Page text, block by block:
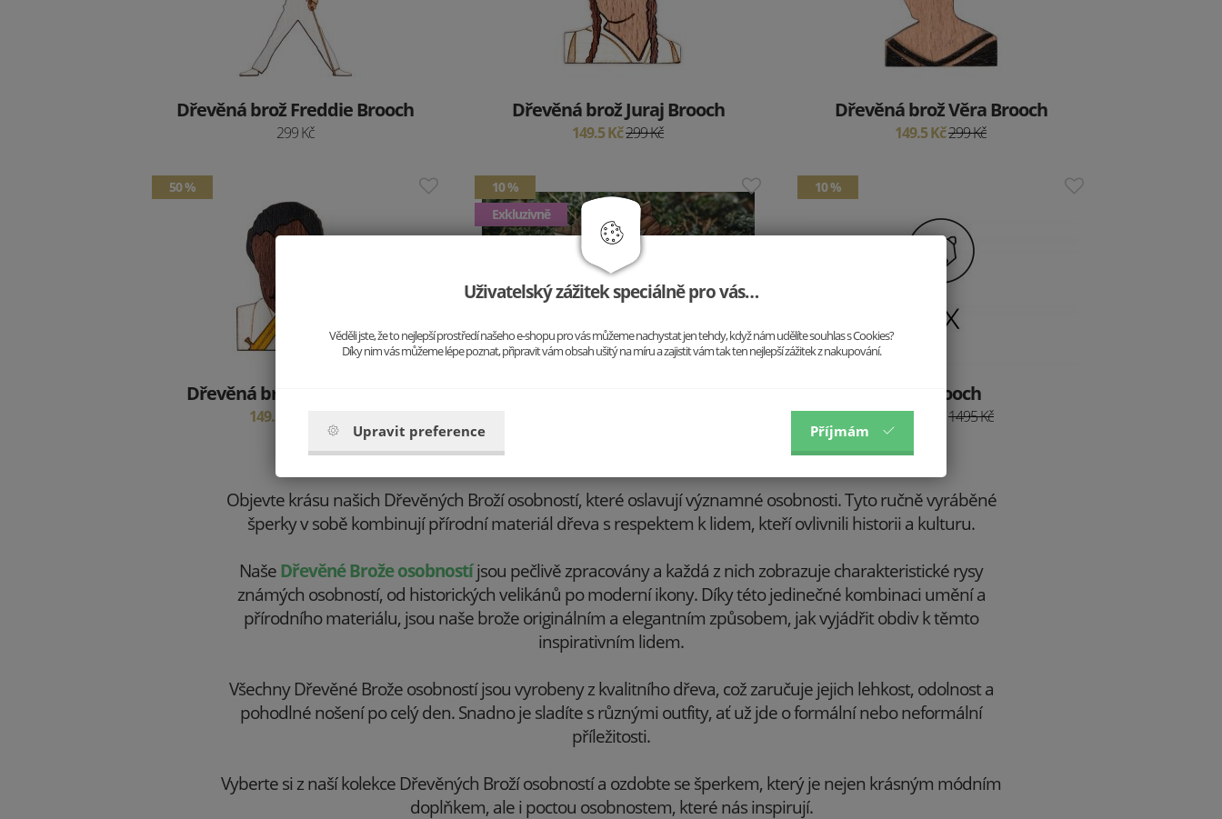
Dřevěná brož Freddie Brooch
299 Kč
Dřevěná brož Juraj Brooch
149.5 Kč299 Kč
Dřevěná brož Věra Brooch
149.5 Kč299 Kč
50 %
Dřevěná brož Louis Brooch
149.5 Kč
10 %
Exkluzivně
10 %
5x Brooch
1345.5 Kč 1495 Kč
Objevte krásu našich Dřevěných Broží osobností, které oslavují významné osobnosti. Tyto ručně vyráběné
šperky v sobě kombinují přírodní materiál dřeva s respektem k lidem, kteří ovlivnili historii a kulturu.
Naše Dřevěné Brože osobnostíjsou pečlivě zpracovány a každá z nich zobrazuje charakteristické rysy
známých osobností, od historických velikánů po moderní ikony. Díky této jedinečné kombinaci umění a
přírodního materiálu, jsou naše brože originálním a elegantním způsobem, jak vyjádřit obdiv k těmto
inspirativním lidem.
Všechny Dřevěné Brože osobností jsou vyrobeny z kvalitního dřeva, což zaručuje jejich lehkost, odolnost a
pohodlné nošení po celý den. Snadno je sladíte s různými outfity, ať už jde o formální nebo neformální
příležitosti.
Vyberte si z naší kolekce Dřevěných Broží osobností a ozdobte se šperkem, který je nejen krásným módním
doplňkem, ale i poctou osobnostem, které nás inspirují.
Uživatelský zážitek speciálně pro vás…
Věděli jste, že to nejlepší prostředí našeho e-shopu pro vás můžeme nachystat jen tehdy, když nám udělíte souhlas s Cookies?
Díky nim vás můžeme lépe poznat, připravit vám obsah ušitý na míru a zajistit vám tak ten nejlepší zážitek z nakupování.
Upravit preference Příjmám